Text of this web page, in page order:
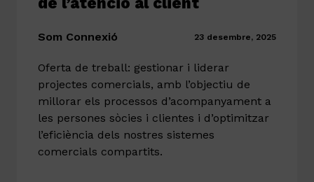
Som Connexió 23 desembre, 2025
Oferta de treball: gestionar i liderar
projectes comercials, amb l’objectiu de
millorar els processos d’acompanyament a
les persones sòcies i clientes i d’optimitzar
l’eficiència dels nostres sistemes
comercials compartits.